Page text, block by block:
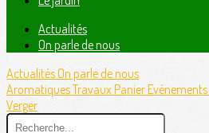
Actualités
On parle de nous
ActualitésOn parle de nous
AromatiquesTravaux PanierEvénements
Verger